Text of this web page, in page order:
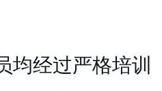
均经过严格培训